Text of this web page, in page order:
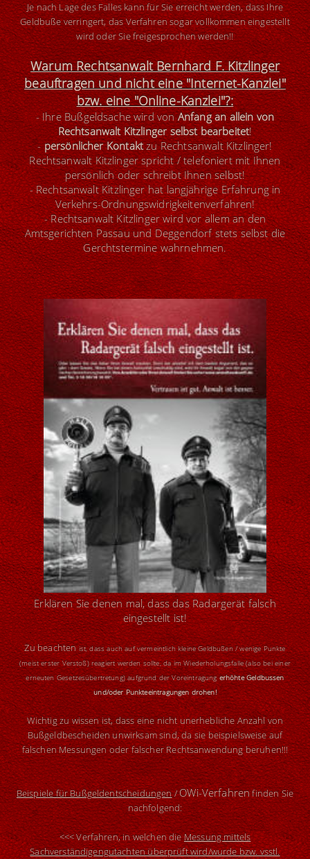
Je nach Lage des Falles kann für Sie erreicht werden, dass Ihre
Geldbuße verringert, das Verfahren sogar vollkommen eingestellt
wird oder Sie freigesprochen werden!!
Warum Rechtsanwalt Bernhard F. Kitzlinger
beauftragen und nicht eine "Internet-Kanzlei"
bzw. eine "Online-Kanzlei"?:
- Ihre Bußgeldsache wird vonAnfang an allein von
Rechtsanwalt Kitzlinger selbst bearbeitet!
-persönlicher Kontaktzu Rechtsanwalt Kitzlinger!
Rechtsanwalt Kitzlinger spricht / telefoniert mit Ihnen
persönlich oder schreibt Ihnen selbst!
- Rechtsanwalt Kitzlinger hat langjährige Erfahrung in
Verkehrs-Ordnungswidrigkeitenverfahren!
- Rechtsanwalt Kitzlinger wird vor allem an den
Amtsgerichten Passau und Deggendorf stets selbst die
Gerchtstermine wahrnehmen.
Erklären Sie denen mal, dass das Radargerät falsch
eingestellt ist!
Zu beachtenist, dass auch auf vermeintlich kleine Geldbußen / wenige Punkte
(meist erster Verstoß) reagiert werden sollte, da im Wiederholungsfalle (also bei einer
erneuten Gesetzesübertretung) aufgrund der Voreintragungerhöhte Geldbussen
und/oder Punkteeintragungen drohen!
Wichtig zu wissen ist, dass eine nicht unerhebliche Anzahl von
Bußgeldbescheiden unwirksam sind, da sie beispielsweise auf
falschen Messungen oder falscher Rechtsanwendung beruhen!!!
Beispiele für Bußgeldentscheidungen/OWi-Verfahrenfinden Sie
nachfolgend:
<<< Verfahren, in welchen dieMessung mittels
Sachverständigengutachten überprüft wird/wurde bzw. vsstl.